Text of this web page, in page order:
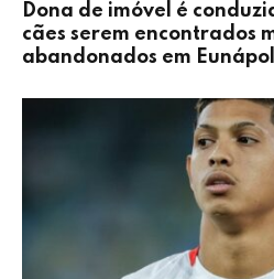
Dona de imóvel é
cães serem encontrados
abandonados em